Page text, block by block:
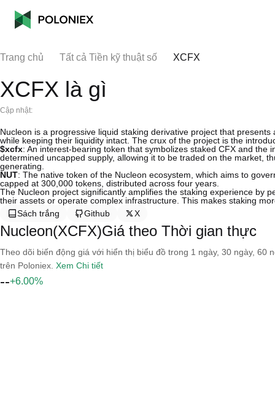
Trang chủ Tất cả Tiền kỹ thuật số XCFX
XCFX là gì
Cập nhật:
Nucleon is a progressive liquid staking derivative project that
while keeping their liquidity intact. The crux of the project is the
$xcfx: An interest-bearing token that symbolizes staked CFX and
determined uncapped supply, allowing it to be traded on the market,
generating.
NUT: The native token of the Nucleon ecosystem, which aims to
capped at 300,000 tokens, distributed across four years.
The Nucleon project significantly amplifies the staking experience by
their assets or operate complex infrastructure. This makes staking
Sách trắng
Github X
Nucleon(XCFX)Giá theo Thời gian thực
Theo dõi biến động giá với hiển thị biểu đồ trong 1 ngày, 30 ngày,
trên Poloniex. Xem Chi tiết
--+6.00%